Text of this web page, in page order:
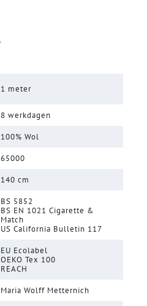
1 meter
8 werkdagen
100% Wol
65000
140 cm
BS 5852
BS EN 1021 Cigarette &
Match
US California Bulletin 117
EU Ecolabel
OEKO Tex 100
REACH
Maria Wolff Metternich